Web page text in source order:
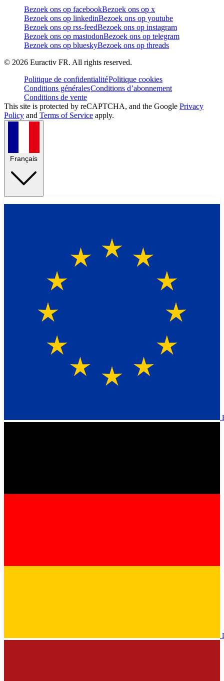
Bezoek ons op facebookBezoek ons op x
Bezoek ons op linkedinBezoek ons op youtube
Bezoek ons op rss-feedBezoek ons op instagram
Bezoek ons op mastodonBezoek ons op telegram
Bezoek ons op blueskyBezoek ons op threads
© 2026 Euractiv FR. All rights reserved.
Politique de confidentialitéPolitique cookies
Conditions généralesConditions d’abonnement
Conditions de vente
This site is protected by reCAPTCHA, and the Google Privacy
Policy and Terms of Service apply.
Français